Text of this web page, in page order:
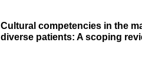
Cultural competencies in the
diverse patients: A scoping